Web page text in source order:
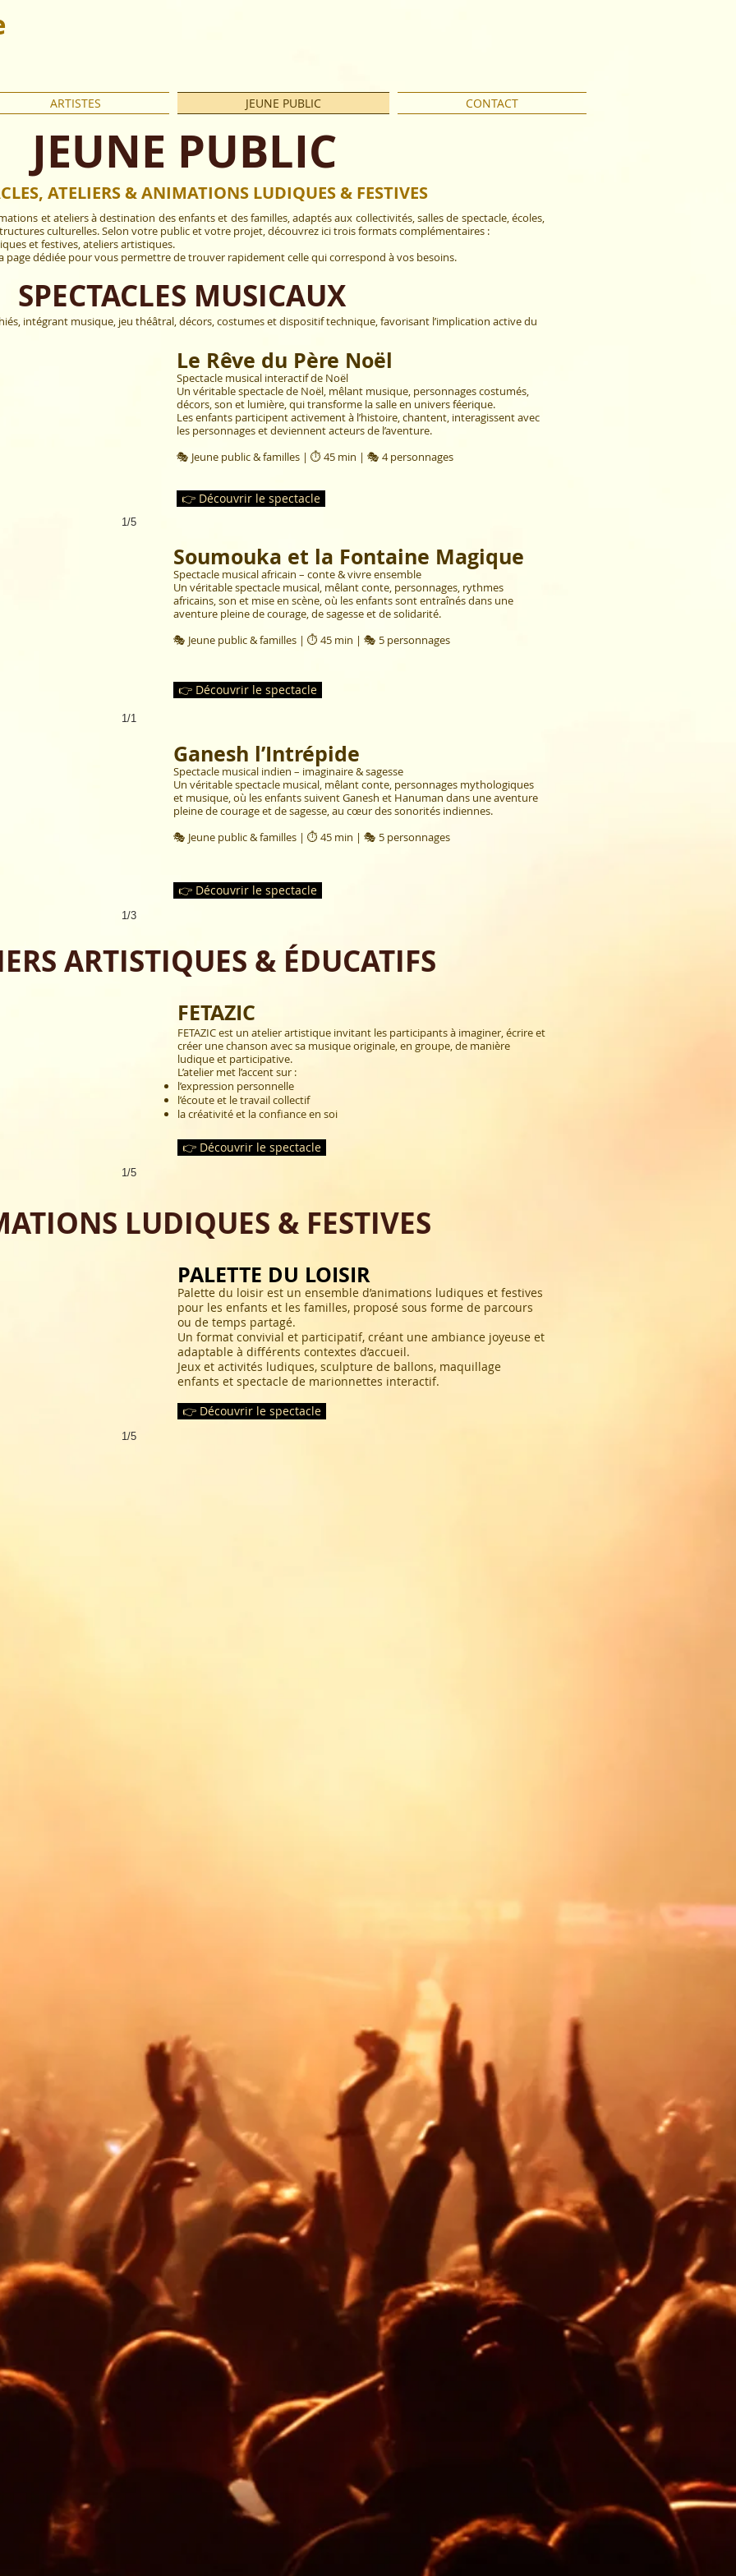
ARTISTES JEUNE PUBLIC CONTACT
JEUNE PUBLIC
ATELIERS & ANIMATIONS LUDIQUES & FESTIVES
et ateliers à destination des enfants et des familles, adaptés aux collectivités, salles de spectacle, écoles,
culturelles. Selon votre public et votre projet, découvrez ici trois formats complémentaires :
et festives, ateliers artistiques.
page dédiée pour vous permettre de trouver rapidement celle qui correspond à vos besoins.
SPECTACLES MUSICAUX
intégrant musique, jeu théâtral, décors, costumes et dispositif technique, favorisant l’implication active du
Le Rêve du Père Noël
Spectacle musical interactif de Noël
Un véritable spectacle de Noël, mêlant musique, personnages costumés,
décors, son et lumière, qui transforme la salle en univers féerique.
Les enfants participent activement à l’histoire, chantent, interagissent avec
les personnages et deviennent acteurs de l’aventure.
🎭 Jeune public & familles | ⏱ 45 min | 🎭 4 personnages
1/5
👉 Découvrir le spectacle
1/1
Soumouka et la Fontaine Magique
Spectacle musical africain – conte & vivre ensemble
Un véritable spectacle musical, mêlant conte, personnages, rythmes
africains, son et mise en scène, où les enfants sont entraînés dans une
aventure pleine de courage, de sagesse et de solidarité.
🎭 Jeune public & familles | ⏱ 45 min | 🎭 5 personnages
👉 Découvrir le spectacle
1/3
Ganesh l’Intrépide
Spectacle musical indien – imaginaire & sagesse
Un véritable spectacle musical, mêlant conte, personnages mythologiques
et musique, où les enfants suivent Ganesh et Hanuman dans une aventure
pleine de courage et de sagesse, au cœur des sonorités indiennes.
🎭 Jeune public & familles | ⏱ 45 min | 🎭 5 personnages
👉 Découvrir le spectacle
ARTISTIQUES & ÉDUCATIFS
1/5
FETAZIC
FETAZIC est un atelier artistique invitant les participants à imaginer, écrire et
créer une chanson avec sa musique originale, en groupe, de manière
ludique et participative.
L’atelier met l’accent sur :
l’expression personnelle
l’écoute et le travail collectif
la créativité et la confiance en soi
👉 Découvrir le spectacle
LUDIQUES & FESTIVES
1/5
PALETTE DU LOISIR
Palette du loisir est un ensemble d’animations ludiques et festives
pour les enfants et les familles, proposé sous forme de parcours
ou de temps partagé.
Un format convivial et participatif, créant une ambiance joyeuse et
adaptable à différents contextes d’accueil.
Jeux et activités ludiques, sculpture de ballons, maquillage
enfants et spectacle de marionnettes interactif.
👉 Découvrir le spectacle